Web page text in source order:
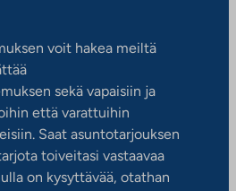
voit hakea meiltä
sekä vapaisiin ja
että varattuihin
Saat asuntotarjouksen
toiveitasi vastaavaa
on kysyttävää, otathan